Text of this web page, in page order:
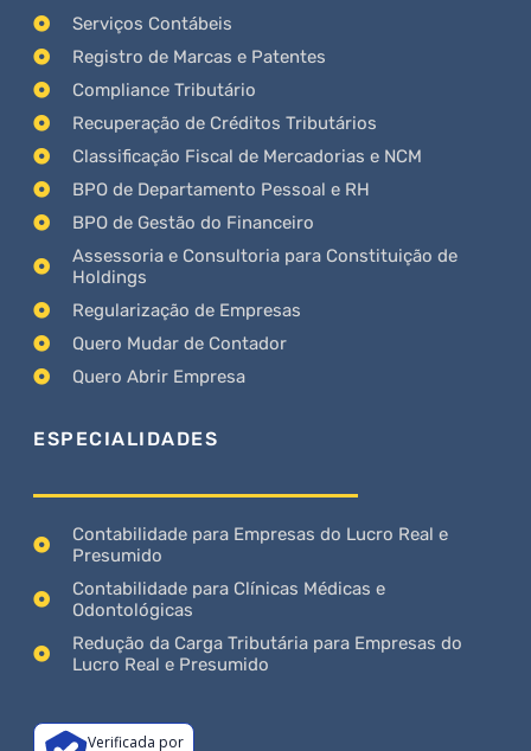
Serviços Contábeis
Registro de Marcas e Patentes
Compliance Tributário
Recuperação de Créditos Tributários
Classificação Fiscal de Mercadorias e NCM
BPO de Departamento Pessoal e RH
BPO de Gestão do Financeiro
Assessoria e Consultoria para Constituição de
Holdings
Regularização de Empresas
Quero Mudar de Contador
Quero Abrir Empresa
ESPECIALIDADES
Contabilidade para Empresas do Lucro Real e
Presumido
Contabilidade para Clínicas Médicas e
Odontológicas
Redução da Carga Tributária para Empresas do
Lucro Real e Presumido
Verificada por